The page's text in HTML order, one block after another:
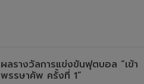
ผลรางวัลการแข่งขันฟุตบอล “เข้า
พรรษาคัพ ครั้งที่ 1 ”